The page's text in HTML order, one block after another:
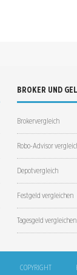
BROKER UND
Brokervergleich
Robo-Advisor
Depotvergleich
Festgeld vergleichen
Tagesgeld vergleichen
COPYRIGHT